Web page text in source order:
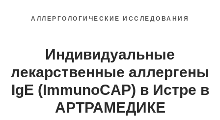
АЛЛЕРГОЛОГИЧЕСКИЕ ИССЛЕДОВАНИЯ
Индивидуальные
лекарственные аллергены
IgE (ImmunoCAP) в Истре в
АРТРАМЕДИКЕ